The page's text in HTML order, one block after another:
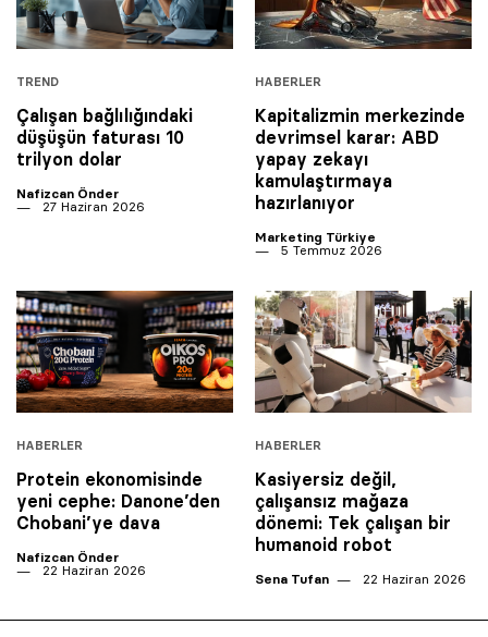
TREND
Çalışan bağlılığındaki
düşüşün faturası 10
trilyon dolar
Nafizcan Önder
27 Haziran 2026
HABERLER
Kapitalizmin merkezinde
devrimsel karar: ABD
yapay zekayı
kamulaştırmaya
hazırlanıyor
Marketing Türkiye
5 Temmuz 2026
HABERLER
Protein ekonomisinde
yeni cephe: Danone’den
Chobani’ye dava
Nafizcan Önder
22 Haziran 2026
HABERLER
Kasiyersiz değil,
çalışansız mağaza
dönemi: Tek çalışan bir
humanoid robot
Sena Tufan 22 Haziran 2026